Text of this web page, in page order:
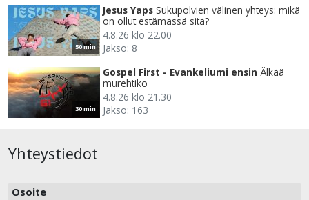
50 min
Jesus Yaps Sukupolvien välinen yhteys: mikä
on ollut estämässä sitä?
4.8.26 klo 22.00
Jakso: 8
30 min
Gospel First - Evankeliumi ensin Älkää
murehtiko
4.8.26 klo 21.30
Jakso: 163
Yhteystiedot
Osoite